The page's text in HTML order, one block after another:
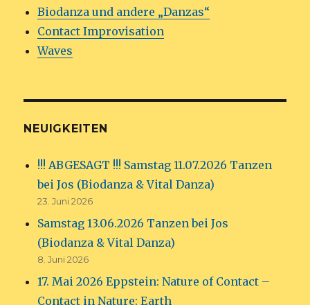
Biodanza und andere „Danzas“
Contact Improvisation
Waves
NEUIGKEITEN
!!! ABGESAGT !!! Samstag 11.07.2026 Tanzen
bei Jos (Biodanza & Vital Danza)
23. Juni 2026
Samstag 13.06.2026 Tanzen bei Jos
(Biodanza & Vital Danza)
8. Juni 2026
17. Mai 2026 Eppstein: Nature of Contact –
Contact in Nature: Earth